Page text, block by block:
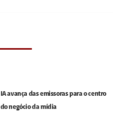
IA avança das emissoras para o centro
do negócio da mídia